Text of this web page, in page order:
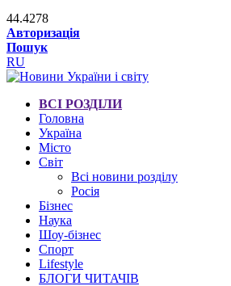
44.4278
Авторизація
Пошук
RU
ВСІ РОЗДІЛИ
Головна
Україна
Місто
Світ
Всі новини розділу
Росія
Бізнес
Наука
Шоу-бізнес
Спорт
Lifestyle
БЛОГИ ЧИТАЧІВ